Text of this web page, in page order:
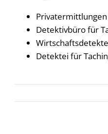
Detektivbüro für
Detektei für